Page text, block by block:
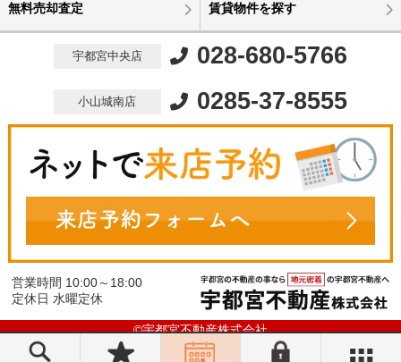
無料売却査定 賃貸物件を探す
宇都宮中央店 028-680-5766
小山城南店 0285-37-8555
営業時間 10:00～18:00
定休日 水曜定休
©宇都宮不動産株式会社